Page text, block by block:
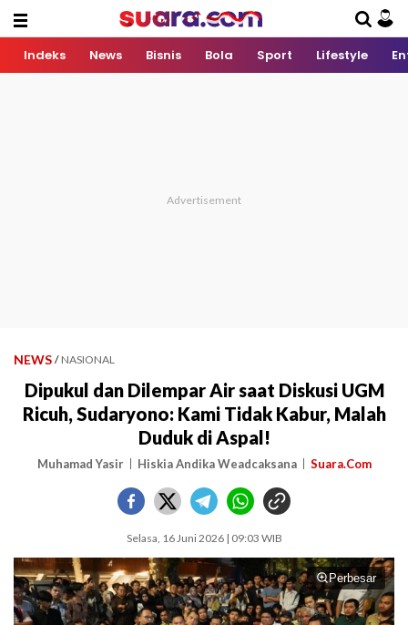
Indeks News Bisnis Bola Sport Lifestyle
NEWS / NASIONAL
Dipukul dan Dilempar Air saat Diskusi UGM
Ricuh, Sudaryono: Kami Tidak Kabur, Malah
Duduk di Aspal!
Muhamad Yasir Hiskia Andika Weadcaksana Suara.Com
Selasa, 16 Juni 2026 | 09:03 WIB
Perbesar